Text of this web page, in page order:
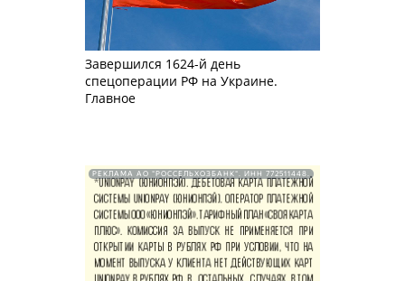
Завершился 1624-й день
спецоперации РФ на Украине.
Главное
РЕКЛАМА АО "РОССЕЛЬХОЗБАНК". ИНН 772511448.